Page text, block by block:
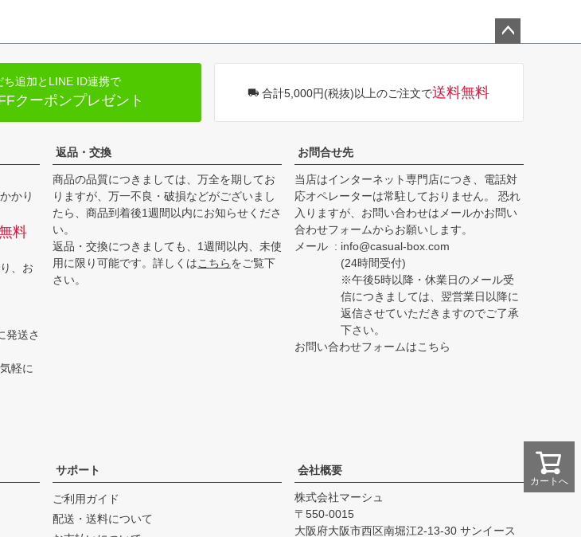
カートへ
ち追加とLINE ID連携で
クーポンプレゼント 合計5,000円(税抜)以上のご注文で送料無料
かり
料
、お
発送さ
軽に
返品・交換
商品の品質につきましては、万全を期してお
りますが、万一不良・破損などがございまし
たら、商品到着後1週間以内にお知らせくださ
い。
返品・交換につきましても、1週間以内、未使
用に限り可能です。詳しくはこちらをご覧下
さい。
お問合せ先
当店はインターネット専門店につき、電話対
応オペレーターは常駐しておりません。 恐れ
入りますが、お問い合わせはメールかお問い
合わせフォームからお願いします。
メール
info@casual-box.com
(24時間受付)
※午後5時以降・休業日のメール受
信につきましては、翌営業日以降に
返信させていただきますのでご了承
下さい。
お問い合わせフォームはこちら
サポート
ご利用ガイド
配送・送料について
会社概要
株式会社マーシュ
550-0015
大阪府大阪市西区南堀江2-13-30 サンイース